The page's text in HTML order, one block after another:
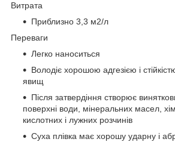
Витрата
Приблизно 3,3 м2/л
Переваги
Легко наноситься
Володіє хорошою адгезією і
явищ
Після затвердіння створює
поверхні води, мінеральних масел,
кислотних і лужних розчинів
Суха плівка має хорошу ударну і